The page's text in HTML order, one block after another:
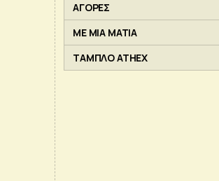
ΑΓΟΡΕΣ
ΜΕ ΜΙΑ ΜΑΤΙΑ
ΤΑΜΠΛΟ ATHEX